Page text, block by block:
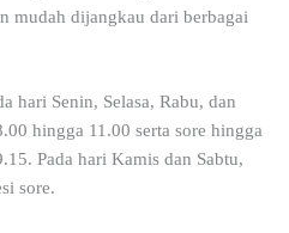
mudah dijangkau dari berbagai
hari Senin, Selasa, Rabu, dan
hingga 11.00 serta sore hingga
Pada hari Kamis dan Sabtu,
sore.